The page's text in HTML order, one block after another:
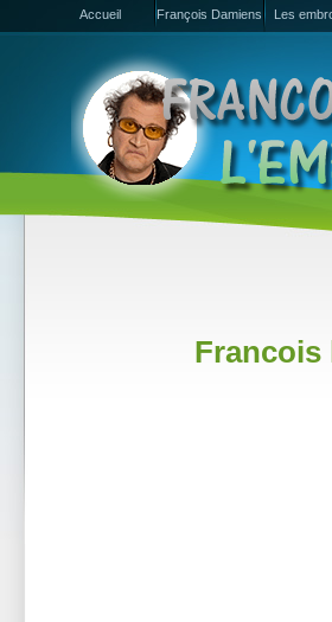
Accueil François Damiens Les
Francois